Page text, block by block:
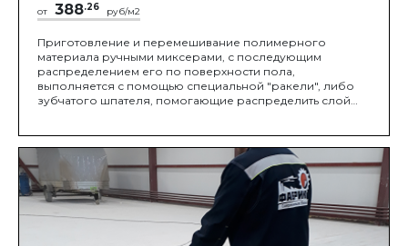
от 388.26 руб/м2
Приготовление и перемешивание полимерного
материала ручными миксерами, с последующим
распределением его по поверхности пола,
выполняется с помощью специальной "ракели", либо
зубчатого шпателя, помогающие распределить слой
из уложенной смеси.